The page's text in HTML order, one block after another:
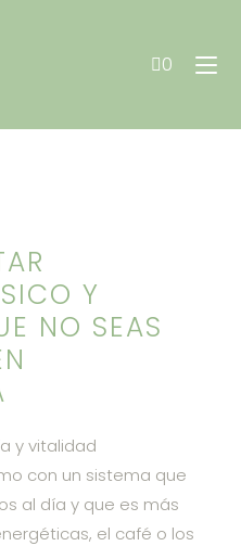
0
Y
NO SEAS
y vitalidad
con un sistema que
al día y que es más
el café o los